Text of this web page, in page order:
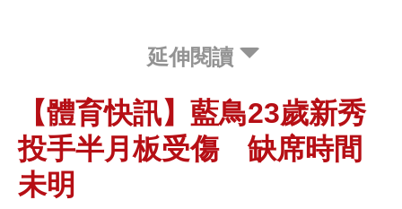
延伸閱讀
【體育快訊】藍鳥23歲新秀
投手半月板受傷 缺席時間
未明